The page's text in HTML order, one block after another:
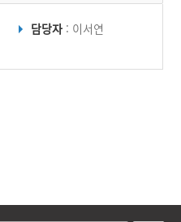
담당자 : 이서연